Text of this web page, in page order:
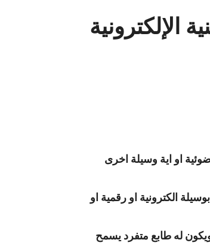
او اية وسيلة اخرى
الكترونية او رقمية او
له طابع متفرد يسمح